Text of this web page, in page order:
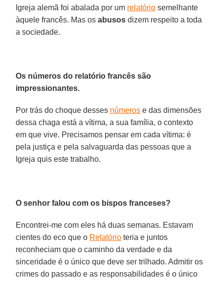
Igreja alemã foi abalada por um relatório semelhante
àquele francês. Mas osabusos dizem respeito a toda
a sociedade.
Os números do relatório francês são
impressionantes.
Por trás do choque desses números e das dimensões
dessa chaga está a vítima, a sua família, o contexto
em que vive. Precisamos pensar em cada vítima: é
pela justiça e pela salvaguarda das pessoas que a
Igreja quis este trabalho.
O senhor falou com os bispos franceses?
Encontrei-me com eles há duas semanas. Estavam
cientes do eco que o Relatório teria e juntos
reconheciam que o caminho da verdade e da
sinceridade é o único que deve ser trilhado. Admitir os
crimes do passado e as responsabilidades é o único